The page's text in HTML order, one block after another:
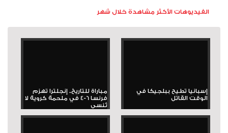
الفيديوهات الأكثر مشاهدة خلال شهر
إسبانيا تطيح ببلجيكا في
الوقت القاتل
مباراة للتاريخ.. إنجلترا تهزم
فرنسا 6-4 في ملحمة كروية لا
تُنسى